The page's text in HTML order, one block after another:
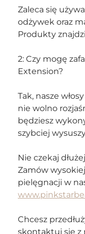
Zaleca się
odżywek oraz
Produkty
2: Czy mogę
Extension?
Tak, nasze
nie wolno
będziesz
szybciej
Nie czekaj
Zamów
pielęgnacji w
Chcesz
skontaktuj się z